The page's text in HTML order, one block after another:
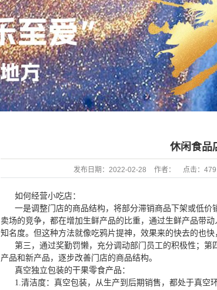
休闲食品
发布日期： 2022-02-28 作者： 点击： 479
如何经营小吃店：
一是调整门店的商品结构，将部分滞销商品下架或低
卖场的竞争，都在增加生鲜产品的比重，通过生鲜产品带
知名度。但这种方法就像吃鸦片提神，效果来的快去的也
第三，通过奖勤罚懒，充分调动部门员工的积极性；
产品和新产品，逐步改善门店的商品结构。
真空独立包装的干果零食产品：
1.清洁度：真空包装，从生产到后期销售，都处于真空